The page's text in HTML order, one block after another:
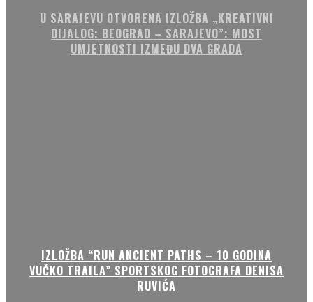
U SARAJEVU OTVORENA IZLOŽBA „KREATIVNI
DIJALOG: BEOGRAD – SARAJEVO”: MOST
UMJETNOSTI IZMEĐU DVA GRADA
IZLOŽBA “RUN ANCIENT PATHS – 10 GODINA
VUČKO TRAILA” SPORTSKOG FOTOGRAFA DENISA
RUVIĆA